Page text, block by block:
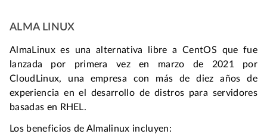
ALMA LINUX
AlmaLinux es una alternativa libre a CentOS que fue
lanzada por primera vez en marzo de 2021 por
CloudLinux, una empresa con más de diez años de
experiencia en el desarrollo de distros para servidores
basadas en RHEL.
Los beneficios de Almalinux incluyen: